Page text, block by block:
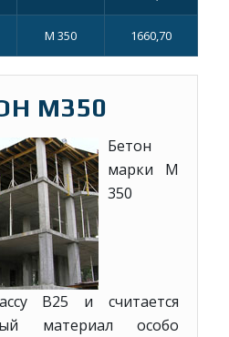
М 350 1660,70
М350
Бетон
марки М
350
В25 и считается
материал особо